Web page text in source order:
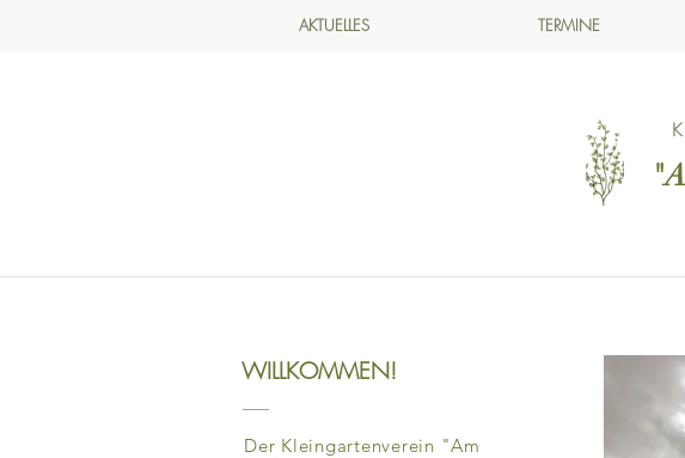
AKTUELLES TERMINE
WILLKOMMEN!
Der Kleingartenverein "Am